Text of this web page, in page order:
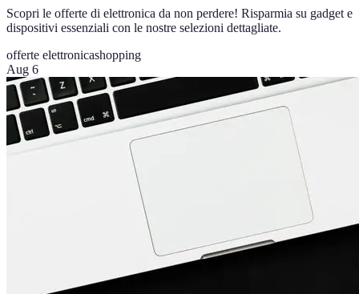
Scopri le offerte di elettronica da non perdere! Risparmia su gadget e
dispositivi essenziali con le nostre selezioni dettagliate.
offerte elettronicashopping
Aug 6